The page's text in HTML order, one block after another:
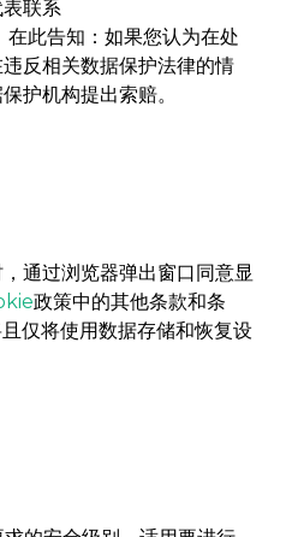
联系
在此告知：如果您认为在处
反相关数据保护法律的情
护机构提出索赔。
通过浏览器弹出窗口同意显
政策中的其他条款和条
仅将使用数据存储和恢复设